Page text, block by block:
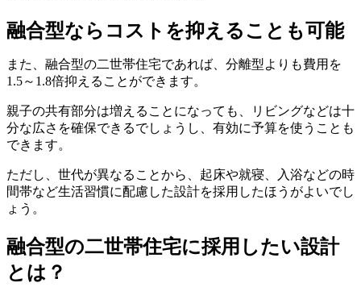
融合型ならコストを抑えることも可能
また、融合型の二世帯住宅であれば、分離型よりも費用を
1.5～1.8倍抑えることができます。
親子の共有部分は増えることになっても、リビングなどは十
分な広さを確保できるでしょうし、有効に予算を使うことも
できます。
ただし、世代が異なることから、起床や就寝、入浴などの時
間帯など生活習慣に配慮した設計を採用したほうがよいでし
ょう。
融合型の二世帯住宅に採用したい設計
とは？